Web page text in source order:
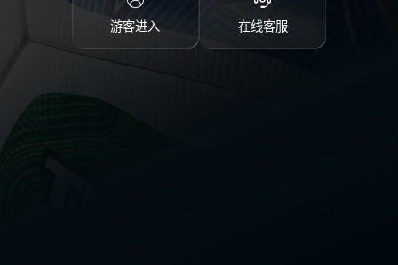
游客进入 在线客服